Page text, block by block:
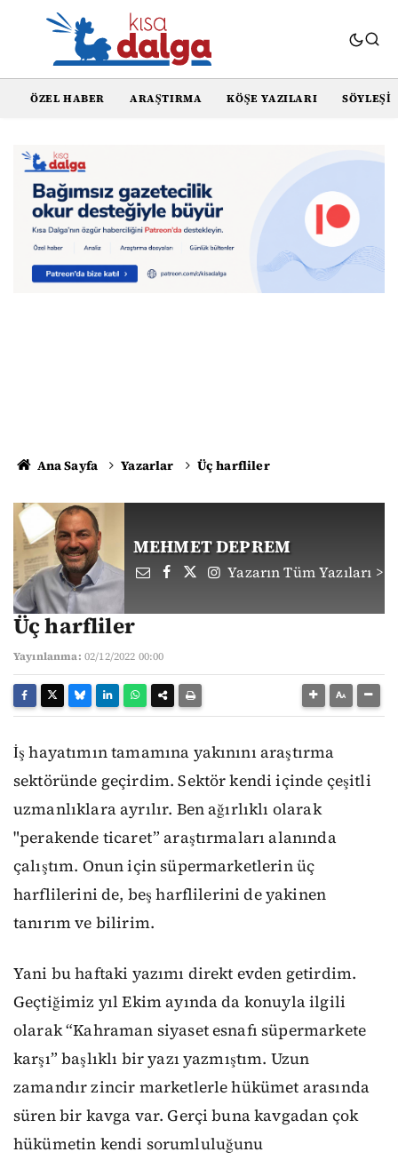
ÖZEL HABER ARAŞTIRMA KÖŞE YAZILARI SÖYLEŞI
Ana Sayfa Yazarlar Üç harfliler
MEHMET DEPREM
Yazarın Tüm Yazıları >
Üç harfliler
Yayınlanma: 02/12/2022 00:00
İş hayatımın tamamına yakınını araştırma
sektöründe geçirdim. Sektör kendi içinde çeşitli
uzmanlıklara ayrılır. Ben ağırlıklı olarak
"perakende ticaret” araştırmaları alanında
çalıştım. Onun için süpermarketlerin üç
harflilerini de, beş harflilerini de yakinen
tanırım ve bilirim.
Yani bu haftaki yazımı direkt evden getirdim.
Geçtiğimiz yıl Ekim ayında da konuyla ilgili
olarak “Kahraman siyaset esnafı süpermarkete
karşı” başlıklı bir yazı yazmıştım. Uzun
zamandır zincir marketlerle hükümet arasında
süren bir kavga var. Gerçi buna kavgadan çok
hükümetin kendi sorumluluğunu